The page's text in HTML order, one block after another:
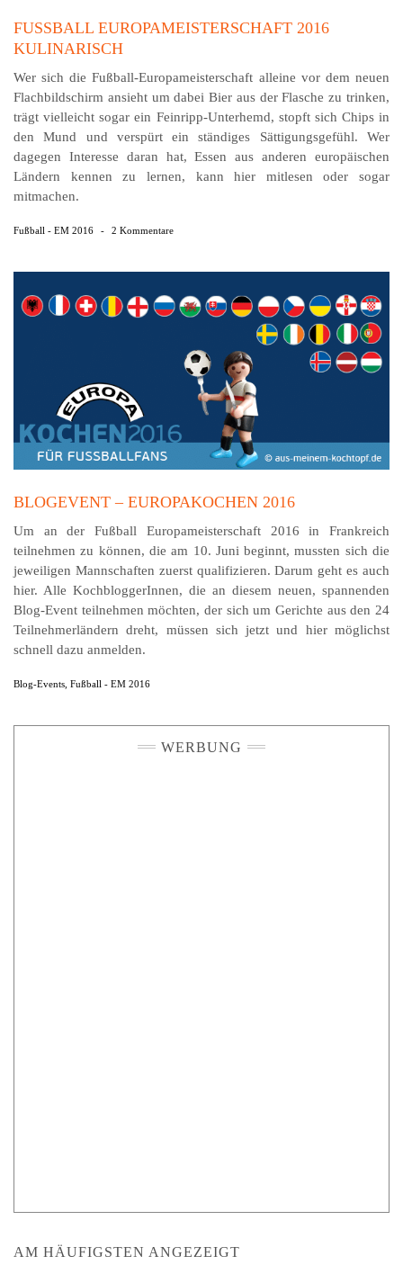
FUSSBALL EUROPAMEISTERSCHAFT 2016 K
ULINARISCH
Wer sich die Fußball-Europameisterschaft alleine vor dem neuen
Flachbildschirm ansieht um dabei Bier aus der Flasche zu trinken,
trägt vielleicht sogar ein Feinripp-Unterhemd, stopft sich Chips in
den Mund und verspürt ein ständiges Sättigungsgefühl. Wer
dagegen Interesse daran hat, Essen aus anderen europäischen
Ländern kennen zu lernen, kann hier mitlesen oder sogar
mitmachen.
Fußball - EM 2016 - 2 Kommentare
BLOGEVENT – EUROPAKOCHEN 2016
Um an der Fußball Europameisterschaft 2016 in Frankreich
teilnehmen zu können, die am 10. Juni beginnt, mussten sich die
jeweiligen Mannschaften zuerst qualifizieren. Darum geht es auch
hier. Alle KochbloggerInnen, die an diesem neuen, spannenden
Blog-Event teilnehmen möchten, der sich um Gerichte aus den 24
Teilnehmerländern dreht, müssen sich jetzt und hier möglichst
schnell dazu anmelden.
Blog-Events Fußball - EM 2016
WERBUNG
AM HÄUFIGSTEN ANGEZEIGT